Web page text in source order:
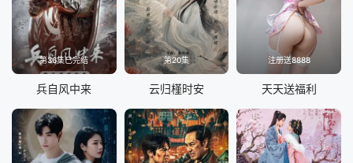
第36集已完结
兵自风中来
第20集
云归槿时安
注册送8888
天天送福利